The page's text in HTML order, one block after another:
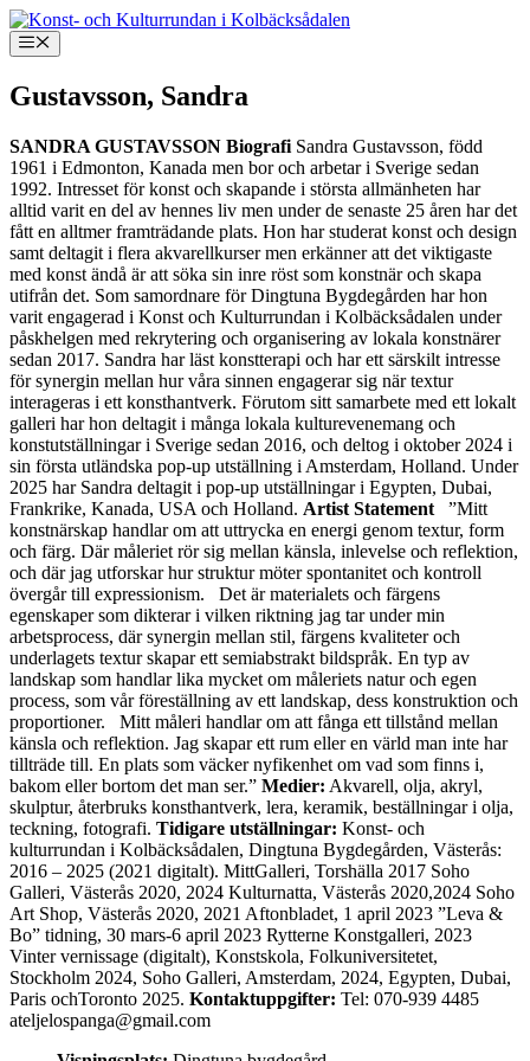
Hoppa
till
innehåll
Meny
Gustavsson, Sandra
SANDRA GUSTAVSSON Biografi Sandra Gustavsson, född
1961 i Edmonton, Kanada men bor och arbetar i Sverige sedan
1992. Intresset för konst och skapande i största allmänheten har
alltid varit en del av hennes liv men under de senaste 25 åren har det
fått en alltmer framträdande plats. Hon har studerat konst och design
samt deltagit i flera akvarellkurser men erkänner att det viktigaste
med konst ändå är att söka sin inre röst som konstnär och skapa
utifrån det. Som samordnare för Dingtuna Bygdegården har hon
varit engagerad i Konst och Kulturrundan i Kolbäcksådalen under
påskhelgen med rekrytering och organisering av lokala konstnärer
sedan 2017. Sandra har läst konstterapi och har ett särskilt intresse
för synergin mellan hur våra sinnen engagerar sig när textur
interageras i ett konsthantverk. Förutom sitt samarbete med ett lokalt
galleri har hon deltagit i många lokala kulturevenemang och
konstutställningar i Sverige sedan 2016, och deltog i oktober 2024 i
sin första utländska pop-up utställning i Amsterdam, Holland. Under
2025 har Sandra deltagit i pop-up utställningar i Egypten, Dubai,
Frankrike, Kanada, USA och Holland. Artist Statement ”Mitt
konstnärskap handlar om att uttrycka en energi genom textur, form
och färg. Där måleriet rör sig mellan känsla, inlevelse och reflektion,
och där jag utforskar hur struktur möter spontanitet och kontroll
övergår till expressionism. Det är materialets och färgens
egenskaper som dikterar i vilken riktning jag tar under min
arbetsprocess, där synergin mellan stil, färgens kvaliteter och
underlagets textur skapar ett semiabstrakt bildspråk. En typ av
landskap som handlar lika mycket om måleriets natur och egen
process, som vår föreställning av ett landskap, dess konstruktion och
proportioner. Mitt måleri handlar om att fånga ett tillstånd mellan
känsla och reflektion. Jag skapar ett rum eller en värld man inte har
tillträde till. En plats som väcker nyfikenhet om vad som finns i,
bakom eller bortom det man ser.” Medier: Akvarell, olja, akryl,
skulptur, återbruks konsthantverk, lera, keramik, beställningar i olja,
teckning, fotografi. Tidigare utställningar: Konst- och
kulturrundan i Kolbäcksådalen, Dingtuna Bygdegården, Västerås:
2016 – 2025 (2021 digitalt). MittGalleri, Torshälla 2017 Soho
Galleri, Västerås 2020, 2024 Kulturnatta, Västerås 2020,2024 Soho
Art Shop, Västerås 2020, 2021 Aftonbladet, 1 april 2023 ”Leva &
Bo” tidning, 30 mars-6 april 2023 Rytterne Konstgalleri, 2023
Vinter vernissage (digitalt), Konstskola, Folkuniversitetet,
Stockholm 2024, Soho Galleri, Amsterdam, 2024, Egypten, Dubai,
Paris ochToronto 2025. Kontaktuppgifter: Tel: 070-939 4485
ateljelospanga@gmail.com